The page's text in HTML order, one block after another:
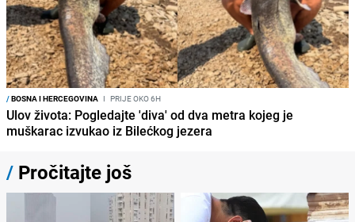
/BOSNA I HERCEGOVINA I PRIJE OKO 6H
Ulov života: Pogledajte 'diva' od dva metra kojeg je
muškarac izvukao iz Bilećkog jezera
/ Pročitajte još